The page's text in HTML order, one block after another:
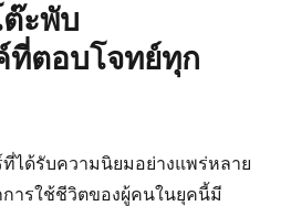
ต๊ะพับ
ที่ตอบโจทย์ทุก
ที่ได้รับความนิยมอย่างแพร่หลาย
การใช้ชีวิตของผู้คนในยุคนี้มี